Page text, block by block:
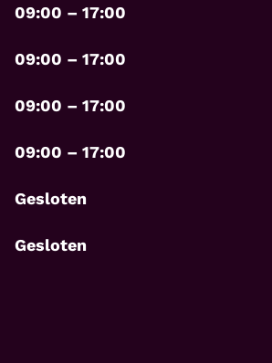
09:00 – 17:00
09:00 – 17:00
09:00 – 17:00
09:00 – 17:00
Gesloten
Gesloten